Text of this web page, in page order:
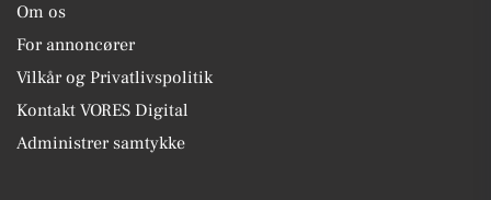
Om os
For annoncører
Vilkår og Privatlivspolitik
Kontakt VORES Digital
Administrer samtykke